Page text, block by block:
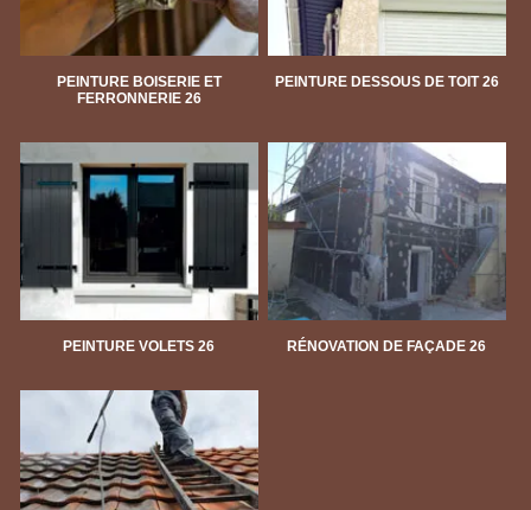
PEINTURE BOISERIE ET
FERRONNERIE 26
PEINTURE DESSOUS DE TOIT 26
PEINTURE VOLETS 26 RÉNOVATION DE FAÇADE 26